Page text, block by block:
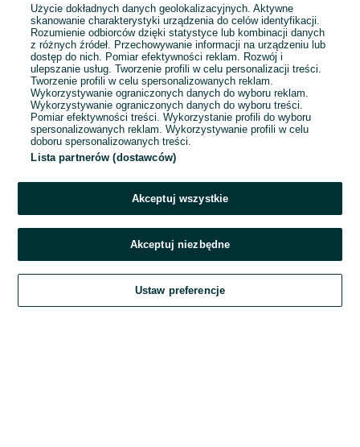
E-mail
Hasło
Zaloguj się
Kontynuując za pośrednictwem jednego z dostawców wskazanych powyżej,
OLX.pl w jego aktualnym brzmieniu.
Użycie dokładnych danych geolokalizacyjnych. Aktywne
skanowanie charakterystyki urządzenia do celów identyfikacji.
Rozumienie odbiorców dzięki statystyce lub kombinacji danych
z różnych źródeł. Przechowywanie informacji na urządzeniu lub
dostęp do nich. Pomiar efektywności reklam. Rozwój i
ulepszanie usług. Tworzenie profili w celu personalizacji treści.
Tworzenie profili w celu spersonalizowanych reklam.
Wykorzystywanie ograniczonych danych do wyboru reklam.
Wykorzystywanie ograniczonych danych do wyboru treści.
Pomiar efektywności treści. Wykorzystanie profili do wyboru
spersonalizowanych reklam. Wykorzystywanie profili w celu
doboru spersonalizowanych treści.
Lista partnerów (dostawców)
Akceptuj wszystkie
Akceptuj niezbędne
Ustaw preferencje